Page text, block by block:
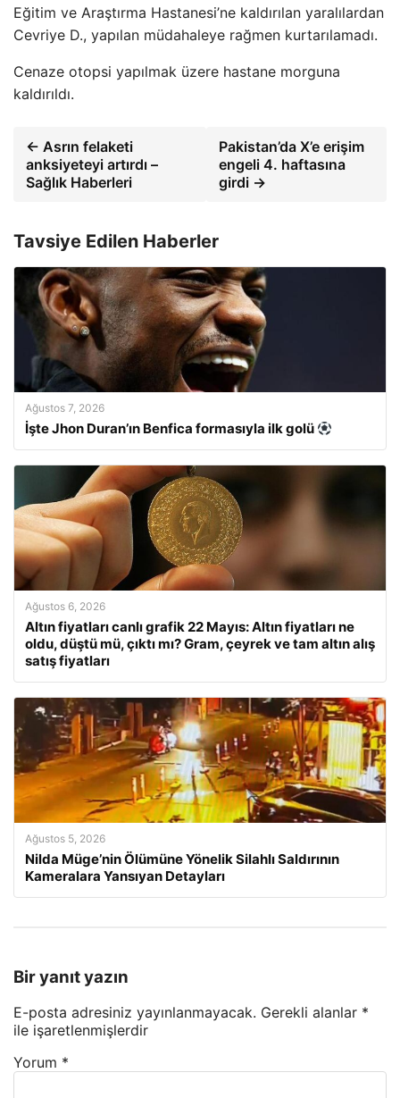
Eğitim ve Araştırma Hastanesi’ne kaldırılan yaralılardan
Cevriye D., yapılan müdahaleye rağmen kurtarılamadı.
Cenaze otopsi yapılmak üzere hastane morguna
kaldırıldı.
← Asrın felaketi
anksiyeteyi artırdı –
Sağlık Haberleri
Pakistan’da X’e erişim
engeli 4. haftasına
girdi →
Tavsiye Edilen Haberler
Ağustos 7, 2026
İşte Jhon Duran’ın Benfica formasıyla ilk golü
Ağustos 6, 2026
Altın fiyatları canlı grafik 22 Mayıs: Altın fiyatları ne
oldu, düştü mü, çıktı mı? Gram, çeyrek ve tam altın alış
satış fiyatları
Ağustos 5, 2026
Nilda Müge’nin Ölümüne Yönelik Silahlı Saldırının
Kameralara Yansıyan Detayları
Bir yanıt yazın
E-posta adresiniz yayınlanmayacak. Gerekli alanlar *
ile işaretlenmişlerdir
Yorum *